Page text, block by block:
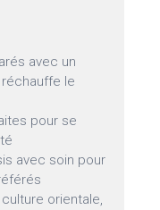
avec un
le
pour se
avec soin pour
orientale,